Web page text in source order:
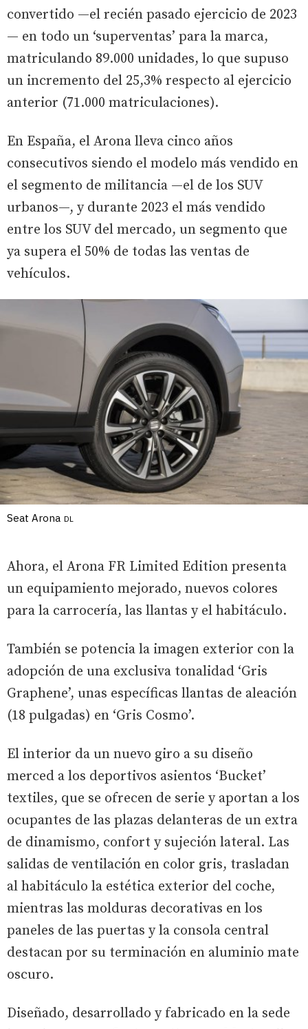
convertido —el recién pasado ejercicio de 2023
— en todo un ‘superventas’ para la marca,
matriculando 89.000 unidades, lo que supuso
un incremento del 25,3% respecto al ejercicio
anterior (71.000 matriculaciones).
En España, el Arona lleva cinco años
consecutivos siendo el modelo más vendido en
el segmento de militancia —el de los SUV
urbanos—, y durante 2023 el más vendido
entre los SUV del mercado, un segmento que
ya supera el 50% de todas las ventas de
vehículos.
Seat Arona DL
Ahora, el Arona FR Limited Edition presenta
un equipamiento mejorado, nuevos colores
para la carrocería, las llantas y el habitáculo.
También se potencia la imagen exterior con la
adopción de una exclusiva tonalidad ‘Gris
Graphene’, unas específicas llantas de aleación
(18 pulgadas) en ‘Gris Cosmo’.
El interior da un nuevo giro a su diseño
merced a los deportivos asientos ‘Bucket’
textiles, que se ofrecen de serie y aportan a los
ocupantes de las plazas delanteras de un extra
de dinamismo, confort y sujeción lateral. Las
salidas de ventilación en color gris, trasladan
al habitáculo la estética exterior del coche,
mientras las molduras decorativas en los
paneles de las puertas y la consola central
destacan por su terminación en aluminio mate
oscuro.
Diseñado, desarrollado y fabricado en la sede